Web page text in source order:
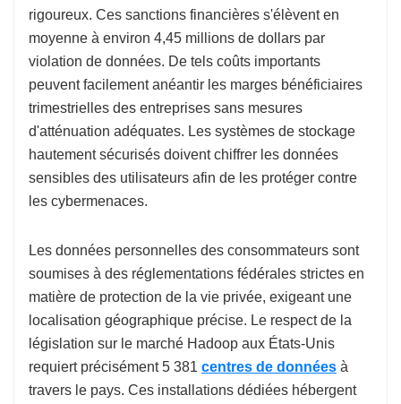
rigoureux. Ces sanctions financières s'élèvent en
moyenne à environ 4,45 millions de dollars par
violation de données. De tels coûts importants
peuvent facilement anéantir les marges bénéficiaires
trimestrielles des entreprises sans mesures
d'atténuation adéquates. Les systèmes de stockage
hautement sécurisés doivent chiffrer les données
sensibles des utilisateurs afin de les protéger contre
les cybermenaces.
Les données personnelles des consommateurs sont
soumises à des réglementations fédérales strictes en
matière de protection de la vie privée, exigeant une
localisation géographique précise. Le respect de la
législation sur le marché Hadoop aux États-Unis
requiert précisément 5 381 centres de données à
travers le pays. Ces installations dédiées hébergent